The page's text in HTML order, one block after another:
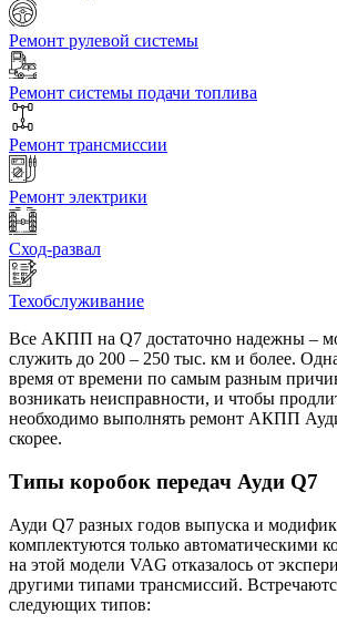
Ремонт рулевой системы
Ремонт системы подачи топлива
Ремонт трансмиссии
Ремонт электрики
Сход-развал
Техобслуживание
Все АКПП на Q7 достаточно надежны –
служить до 200 – 250 тыс. км и более.
время от времени по самым разным
возникать неисправности, и чтобы
необходимо выполнять ремонт АКПП
скорее.
Типы коробок передач Ауди Q7
Ауди Q7 разных годов выпуска и
комплектуются только автоматическими
на этой модели VAG отказалось от
другими типами трансмиссий.
следующих типов: